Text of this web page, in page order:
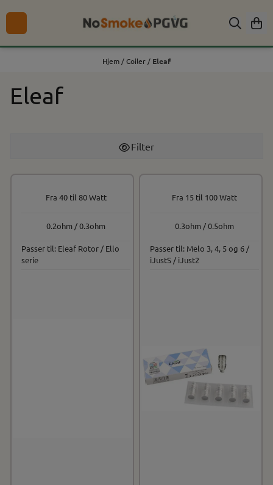
Hopp til innhold
Hjem /Coiler / Eleaf
Eleaf
Filter
Fra 40 til 80 Watt
0.2ohm / 0.3ohm
Passer til: Eleaf Rotor / Ello
serie
Fra 15 til 100 Watt
0.3ohm / 0.5ohm
Passer til: Melo 3, 4, 5 og 6 /
iJustS / iJust2